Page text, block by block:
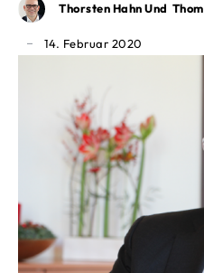
Thorsten Hahn Und
14. Februar 2020